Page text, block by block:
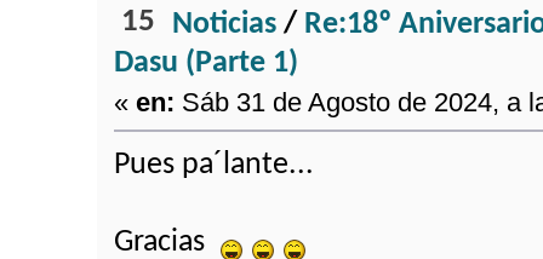
15 Noticias/ Re:18º
Dasu (Parte 1)
«en: Sáb 31 de Agosto de 2024, a
Pues pa´lante...
Gracias